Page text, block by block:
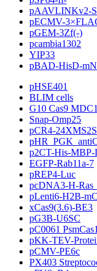
pAAVLINKv2-
pECMV-
pGEM-3Zf(-)
pcambia1302
YIP33
pBAD-HisD-
pHSE401
BLIM cells
G10 Cas9
Snap-Omp25
pCR4-
p2CT-His-
EGFP-Rab11a-7
pREP4-Luc
pcDNA3-H-
pLenti6-H2B-
xCas9(3.6)-BE3
pG3B-U6SC
pC0061
pKK-TEV-
pCMV-PE6c
PX403